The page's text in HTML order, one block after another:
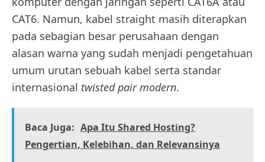
CAT6. Namun, kabel straight masih diterapkan
pada sebagian besar perusahaan dengan
alasan warna yang sudah menjadi pengetahuan
umum urutan sebuah kabel serta standar
internasional twisted pair modern.
Baca Juga: Apa Itu Shared Hosting?
Pengertian, Kelebihan, dan Relevansinya